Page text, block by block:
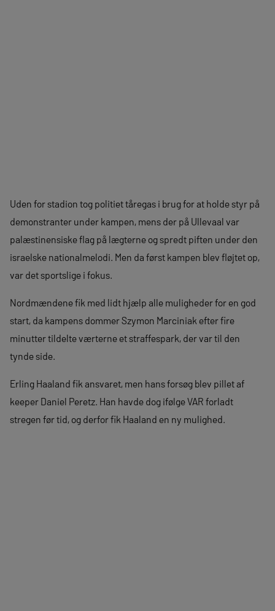
Uden for stadion tog politiet tåregas i brug for at holde styr på
demonstranter under kampen, mens der på Ullevaal var
palæstinensiske flag på lægterne og spredt piften under den
israelske nationalmelodi. Men da først kampen blev fløjtet op,
var det sportslige i fokus.
Nordmændene fik med lidt hjælp alle muligheder for en god
start, da kampens dommer Szymon Marciniak efter fire
minutter tildelte værterne et straffespark, der var til den
tynde side.
Erling Haaland fik ansvaret, men hans forsøg blev pillet af
keeper Daniel Peretz. Han havde dog ifølge VAR forladt
stregen før tid, og derfor fik Haaland en ny mulighed.